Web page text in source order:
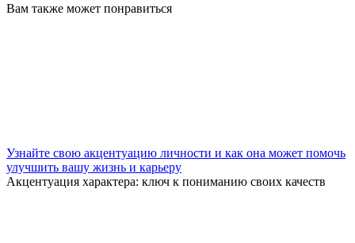
Вам также может понравиться
Узнайте свою акцентуацию личности и как она может помочь
улучшить вашу жизнь и карьеру
Акцентуация характера: ключ к пониманию своих качеств